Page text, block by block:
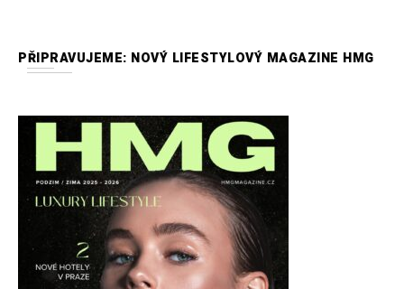
PŘIPRAVUJEME: NOVÝ LIFESTYLOVÝ MAGAZINE HMG